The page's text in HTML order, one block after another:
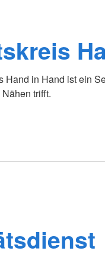
Hand in Hand ist ein
trifft.